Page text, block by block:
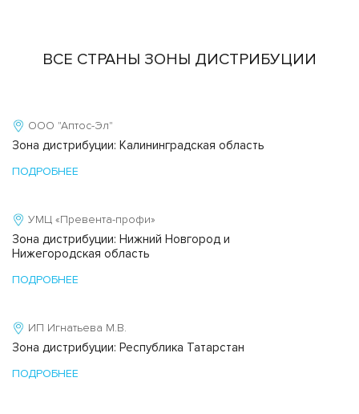
ВСЕ СТРАНЫ ЗОНЫ ДИСТРИБУЦИИ
ООО "Аптос-Эл"
Зона дистрибуции: Калининградская область
ПОДРОБНЕЕ
УМЦ «Превента-профи»
Зона дистрибуции: Нижний Новгород и
Нижегородская область
ПОДРОБНЕЕ
ИП Игнатьева M.В.
Зона дистрибуции: Республика Татарстан
ПОДРОБНЕЕ